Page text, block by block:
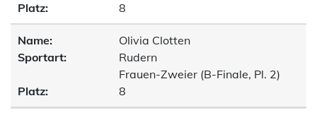
Platz:
8
Name:
Olivia Clotten
Sportart:
Rudern
Frauen-Zweier (B-Finale, Pl. 2)
Platz:
8